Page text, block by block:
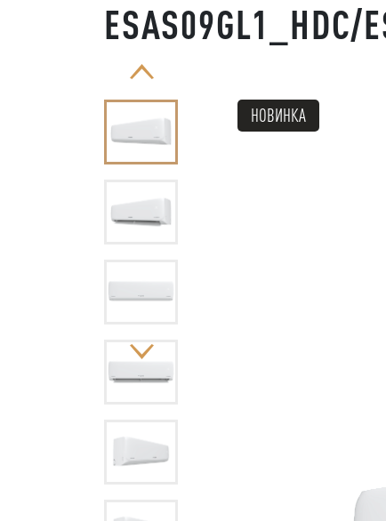
ESAS09GL1_HDC/
НОВИНКА